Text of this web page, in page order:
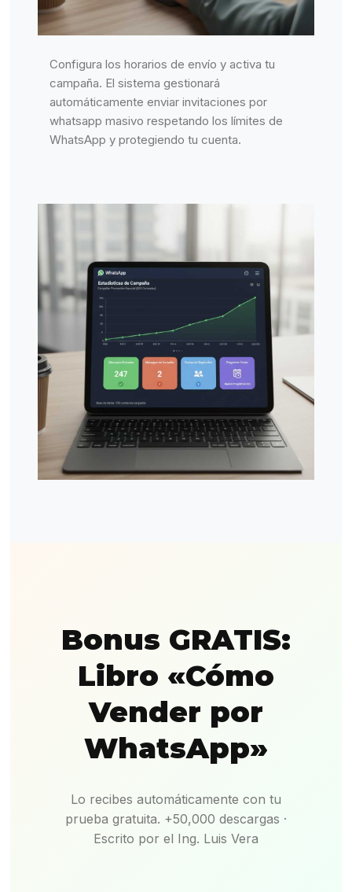
Configura los horarios de envío y activa tu
campaña. El sistema gestionará
automáticamente enviar invitaciones por
whatsapp masivo respetando los límites de
WhatsApp y protegiendo tu cuenta.
Bonus GRATIS:
Libro «Cómo
Vender por
WhatsApp»
Lo recibes automáticamente con tu
prueba gratuita. +50,000 descargas ·
Escrito por el Ing. Luis Vera